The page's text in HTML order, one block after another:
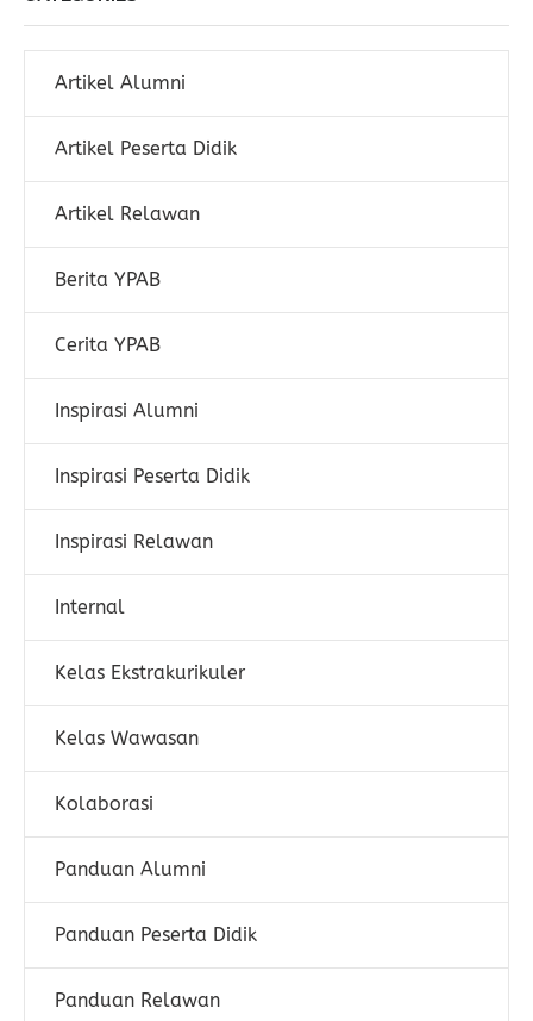
Artikel Alumni
Artikel Peserta Didik
Artikel Relawan
Berita YPAB
Cerita YPAB
Inspirasi Alumni
Inspirasi Peserta Didik
Inspirasi Relawan
Internal
Kelas Ekstrakurikuler
Kelas Wawasan
Kolaborasi
Panduan Alumni
Panduan Peserta Didik
Panduan Relawan